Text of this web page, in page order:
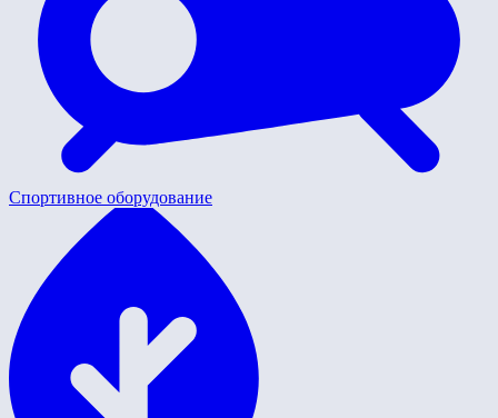
Спортивное оборудование